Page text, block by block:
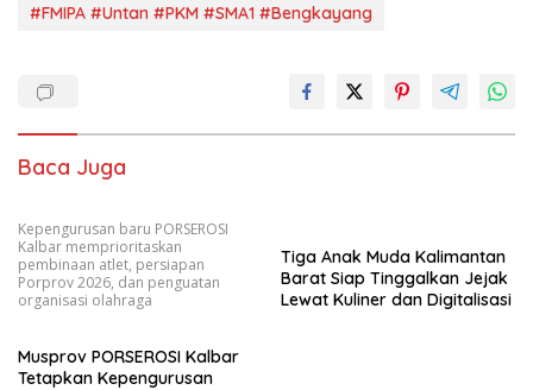
#FMIPA #Untan #PKM #SMA1 #Bengkayang
Baca Juga
Kepengurusan baru PORSEROSI
Kalbar memprioritaskan
pembinaan atlet, persiapan
Porprov 2026, dan penguatan
organisasi olahraga
Musprov PORSEROSI Kalbar
Tetapkan Kepengurusan
Tiga Anak Muda Kalimantan
Barat Siap Tinggalkan Jejak
Lewat Kuliner dan Digitalisasi